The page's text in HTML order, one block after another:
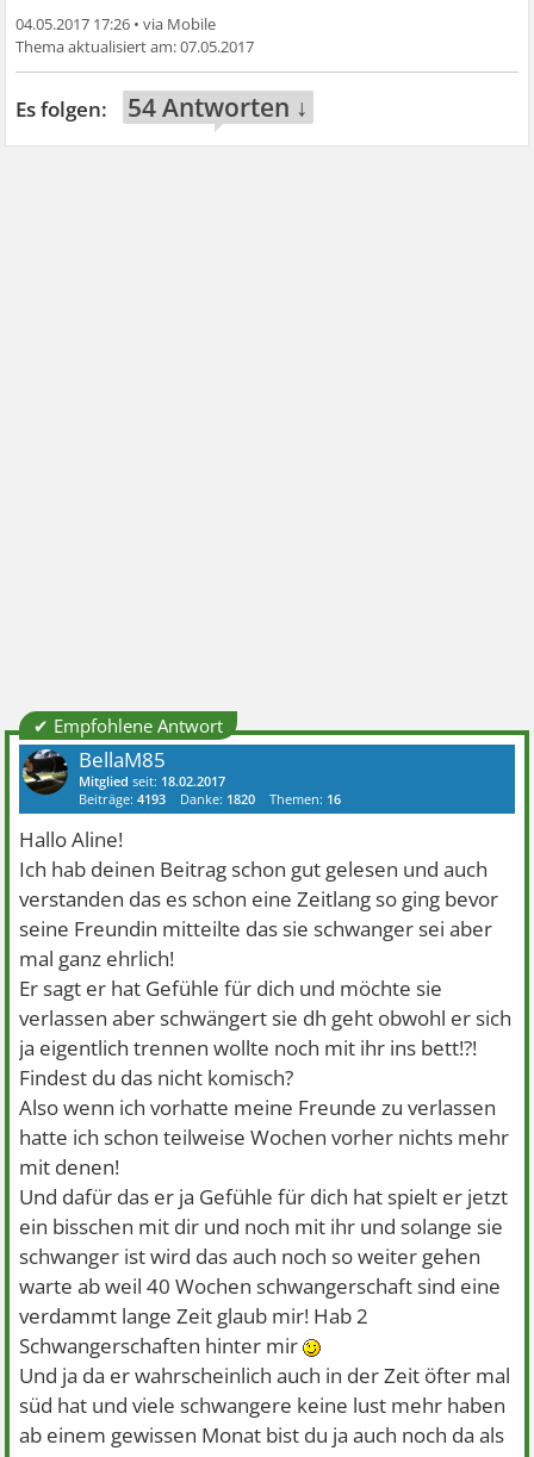
04.05.2017 17:26 •
07.05.2017
54 Antworten ↓
✔ Empfohlene Antwort
BellaM85
Mitglied seit: 18.02.2017
Beiträge:4193 Danke: 1820 Themen: 16
Hallo Aline!
Ich hab deinen Beitrag schon gut gelesen und auch
verstanden das es schon eine Zeitlang so ging bevor
seine Freundin mitteilte das sie schwanger sei aber
mal ganz ehrlich!
Er sagt er hat Gefühle für dich und möchte sie
verlassen aber schwängert sie dh geht obwohl er sich
ja eigentlich trennen wollte noch mit ihr ins bett!?!
Findest du das nicht komisch?
Also wenn ich vorhatte meine Freunde zu verlassen
hatte ich schon teilweise Wochen vorher nichts mehr
mit denen!
Und dafür das er ja Gefühle für dich hat spielt er jetzt
ein bisschen mit dir und noch mit ihr und solange sie
schwanger ist wird das auch noch so weiter gehen
warte ab weil 40 Wochen schwangerschaft sind eine
verdammt lange Zeit glaub mir! Hab 2
Schwangerschaften hinter mir
Und ja da er wahrscheinlich auch in der Zeit öfter mal
süd hat und viele schwangere keine lust mehr haben
ab einem gewissen Monat bist du ja auch noch da als